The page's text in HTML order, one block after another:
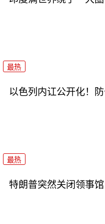
最热
以色列内讧公开化！
最热
特朗普突然关闭领事